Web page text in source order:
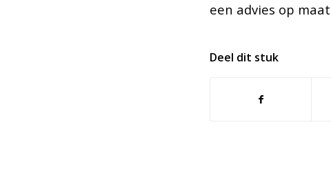
een advies op
Deel dit stuk